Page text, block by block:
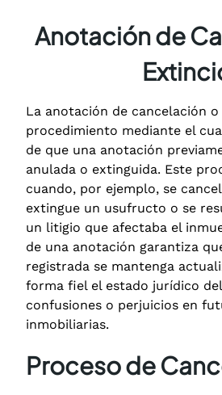
Anotación de
La anotación de cancelación
procedimiento mediante el
de que una anotación
anulada o extinguida. Este
cuando, por ejemplo, se
extingue un usufructo o se
un litigio que afectaba el
de una anotación garantiza
registrada se mantenga
forma fiel el estado jurídico
confusiones o perjuicios en
inmobiliarias.
Proceso de